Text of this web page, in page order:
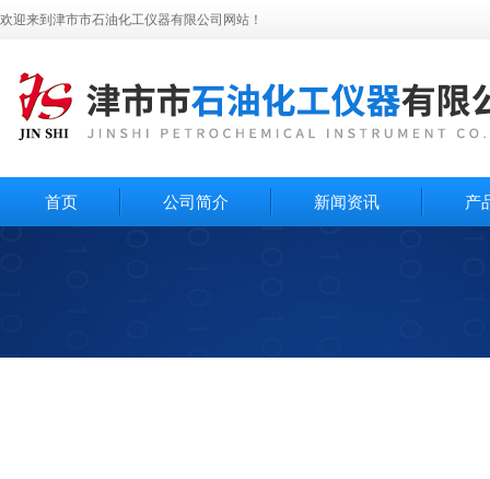
欢迎来到津市市石油化工仪器有限公司网站！
首页 公司简介 新闻资讯 产